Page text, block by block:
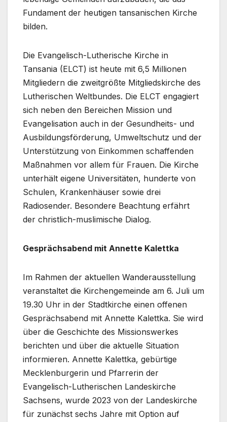
Fundament der heutigen tansanischen Kirche
bilden.
Die Evangelisch-Lutherische Kirche in
Tansania (ELCT) ist heute mit 6,5 Millionen
Mitgliedern die zweitgrößte Mitgliedskirche des
Lutherischen Weltbundes. Die ELCT engagiert
sich neben den Bereichen Mission und
Evangelisation auch in der Gesundheits- und
Ausbildungsförderung, Umweltschutz und der
Unterstützung von Einkommen schaffenden
Maßnahmen vor allem für Frauen. Die Kirche
unterhält eigene Universitäten, hunderte von
Schulen, Krankenhäuser sowie drei
Radiosender. Besondere Beachtung erfährt
der christlich-muslimische Dialog.
Gesprächsabend mit Annette Kalettka
Im Rahmen der aktuellen Wanderausstellung
veranstaltet die Kirchengemeinde am 6. Juli um
19.30 Uhr in der Stadtkirche einen offenen
Gesprächsabend mit Annette Kalettka. Sie wird
über die Geschichte des Missionswerkes
berichten und über die aktuelle Situation
informieren. Annette Kalettka, gebürtige
Mecklenburgerin und Pfarrerin der
Evangelisch-Lutherischen Landeskirche
Sachsens, wurde 2023 von der Landeskirche
für zunächst sechs Jahre mit Option auf